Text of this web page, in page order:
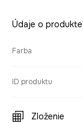
Údaje o produkte
Farba
ID produktu
Zloženie